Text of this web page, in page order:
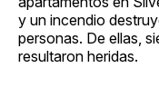
y un incendio
personas. De ellas,
resultaron heridas.